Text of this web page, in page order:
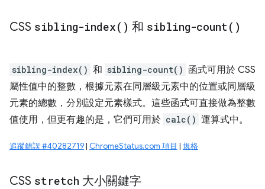
CSS sibling-index( ) 和 sibling-count( )
sibling-index() 和 sibling-count() 函式可用於 CSS
屬性值中的整數，根據元素在同層級元素中的位置或同層級
元素的總數，分別設定元素樣式。這些函式可直接做為整數
值使用，但更有趣的是，它們可用於 calc() 運算式中。
追蹤錯誤 #40282719| ChromeStatus.com 項目 | 規格
CSS stretch 大小關鍵字